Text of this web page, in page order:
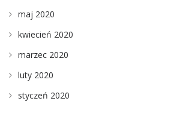
maj 2020
kwiecień 2020
marzec 2020
luty 2020
styczeń 2020